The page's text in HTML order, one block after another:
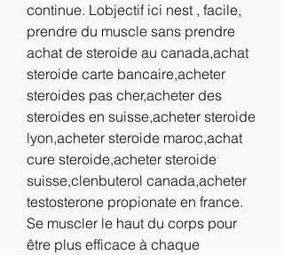
continue. Lobjectif ici nest , facile,
prendre du muscle sans prendre
achat de steroide au canada,achat
steroide carte bancaire,acheter
steroides pas cher,acheter des
steroides en suisse,acheter steroide
lyon,acheter steroide maroc,achat
cure steroide,acheter steroide
suisse,clenbuterol canada,acheter
testosterone propionate en france.
Se muscler le haut du corps pour
être plus efficace à chaque